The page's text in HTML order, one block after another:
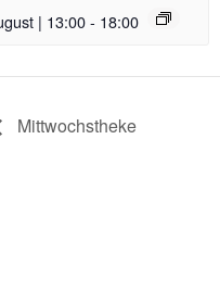
| 13:00- 18:00
Mittwochstheke